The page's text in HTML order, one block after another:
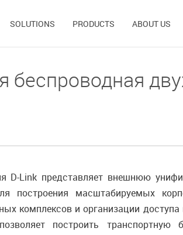
SOLUTIONS PRODUCTS ABOUT US
D-Link представляет внешнюю
построения масштабируемых
комплексов и организации
построить